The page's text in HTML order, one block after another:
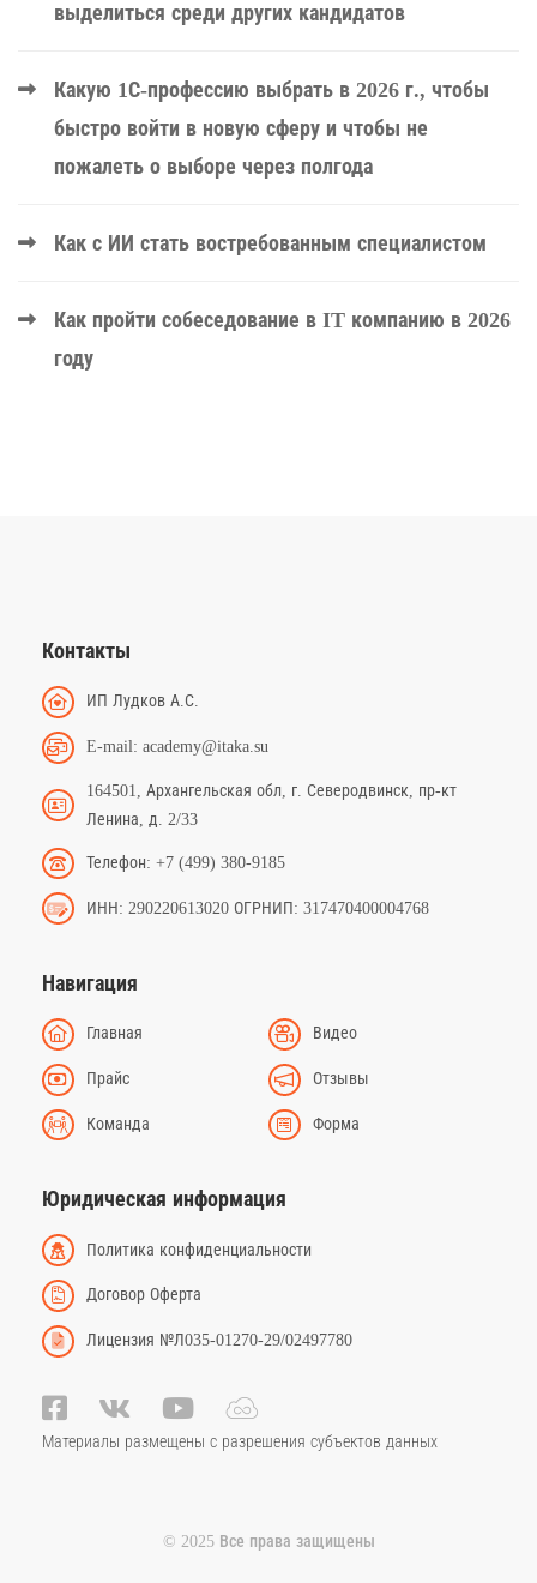
выделиться среди других кандидатов
Какую 1С-профессию выбрать в 2026 г., чтобы
быстро войти в новую сферу и чтобы не
пожалеть о выборе через полгода
Как с ИИ стать востребованным специалистом
Как пройти собеседование в IT компанию в 2026
году
Контакты
ИП Лудков А.С.
E-mail: academy@itaka.su
164501, Архангельская обл, г. Северодвинск, пр-кт
Ленина, д. 2/33
Телефон: +7 (499) 380-9185
ИНН: 290220613020 ОГРНИП: 317470400004768
Навигация
Главная Видео
Прайс Отзывы
Команда Форма
Юридическая информация
Политика конфиденциальности
Договор Оферта
Лицензия №Л035-01270-29/02497780
Материалы размещены с разрешения субъектов данных
© 2025 Все права защищены